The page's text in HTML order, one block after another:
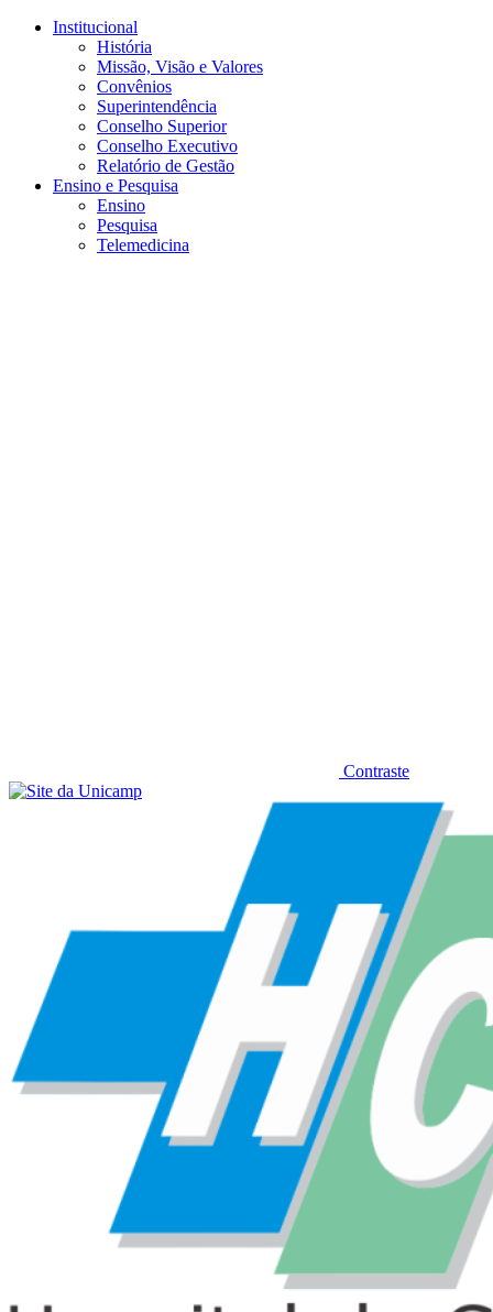
Conteúdo principal
Institucional
História
Missão, Visão e Valores
Convênios
Superintendência
Conselho Superior
Conselho Executivo
Relatório de Gestão
Ensino e Pesquisa
Ensino
Pesquisa
Telemedicina
Contraste